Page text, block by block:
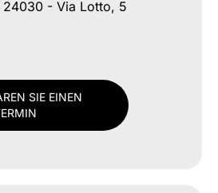
24030 - Via Lotto, 5
SIE EINEN